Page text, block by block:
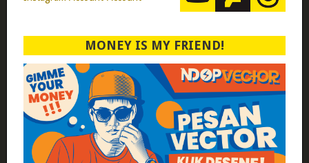
MONEY IS MY FRIEND!